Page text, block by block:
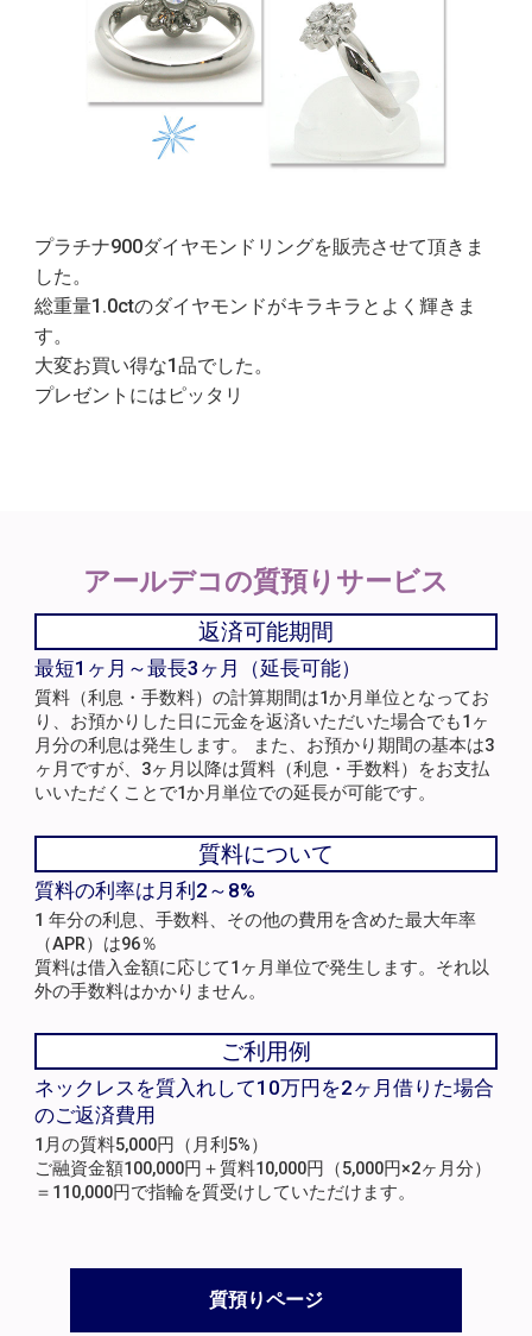
プラチナ900ダイヤモンドリングを販売させて頂きま
した。
総重量1.0ctのダイヤモンドがキラキラとよく輝きま
す。
大変お買い得な1品でした。
プレゼントにはピッタリ
アールデコの質預りサービス
返済可能期間
最短1ヶ月～最長3ヶ月（延長可能）
質料（利息・手数料）の計算期間は1か月単位となってお
り、お預かりした日に元金を返済いただいた場合でも1ヶ
月分の利息は発生します。 また、お預かり期間の基本は3
ヶ月ですが、3ヶ月以降は質料（利息・手数料）をお支払
いいただくことで1か月単位での延長が可能です。
質料について
質料の利率は月利2～8%
1 年分の利息、手数料、その他の費用を含めた最大年率
（APR）は96％
質料は借入金額に応じて1ヶ月単位で発生します。それ以
外の手数料はかかりません。
ご利用例
ネックレスを質入れして10万円を2ヶ月借りた場合
のご返済費用
1月の質料5,000円（月利5%）
ご融資金額100,000円＋質料10,000円（5,000円×2ヶ月分）
＝110,000円で指輪を質受けしていただけます。
質預りページ